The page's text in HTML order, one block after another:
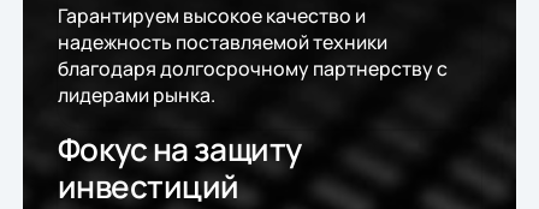
Гарантируем высокое качество и
надежность поставляемой техники
благодаря долгосрочному партнерству с
лидерами рынка.
Фокус на защиту
инвестиций